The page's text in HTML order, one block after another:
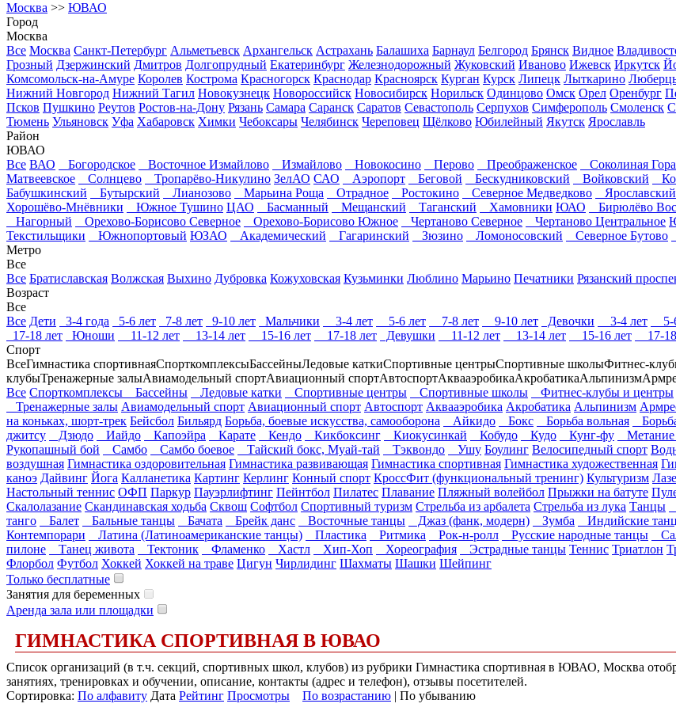
Москва >> ЮВАО
Город
Москва
Все Москва Санкт-Петербург Альметьевск Архангельск Астрахань Балашиха Барнаул Белгород Брянск Видное
Грозный Дзержинский Дмитров Долгопрудный Екатеринбург Железнодорожный Жуковский Иваново Ижевск Иркутск
Комсомольск-на-Амуре Королев Кострома Красногорск Краснодар Красноярск Курган Курск Липецк Лыткарино
Нижний Новгород Нижний Тагил Новокузнецк Новороссийск Новосибирск Норильск Одинцово Омск Орел Оренбург
Псков Пушкино Реутов Ростов-на-Дону Рязань Самара Саранск Саратов Севастополь Серпухов Симферополь Смоленск
Тюмень Ульяновск Уфа Хабаровск Химки Чебоксары Челябинск Череповец Щёлково Юбилейный Якутск Ярославль
Район
ЮВАО
Все ВАО Богородское Восточное Измайлово Измайлово Новокосино Перово Преображенское Соколиная Гора
Матвеевское
Солнцево Тропарёво-Никулино ЗелАО САО Аэропорт Беговой Бескудниковский Войковский
Бабушкинский
Бутырский Лианозово Марьина Роща Отрадное Ростокино Северное Медведково Ярославский
Хорошёво-Мнёвники
Южное Тушино ЦАО Басманный Мещанский Таганский Хамовники ЮАО Бирюлёво
Нагорный
Орехово-Борисово Северное Орехово-Борисово Южное Чертаново Северное Чертаново Центральное
Текстильщики
Южнопортовый ЮЗАО Академический Гагаринский Зюзино Ломоносовский Северное Бутово
Метро
Все
Все Братиславская Волжская Выхино Дубровка Кожуховская Кузьминки Люблино Марьино Печатники Рязанский
Возраст
Все
Все Дети 3-4 года 5-6 лет 7-8 лет 9-10 лет Мальчики 3-4 лет 5-6 лет 7-8 лет 9-10 лет Девочки 3-4 лет 5-
17-18 лет
Юноши 11-12 лет 13-14 лет 15-16 лет 17-18 лет Девушки 11-12 лет 13-14 лет 15-16 лет 17-18
Спорт
ВсеГимнастика спортивнаяСпорткомплексыБассейныЛедовые каткиСпортивные центрыСпортивные школыФитнес-
клубыТренажерные залыАвиамодельный спортАвиационный спортАвтоспортАквааэробикаАкробатикаАльпинизм
Все Спорткомплексы Бассейны Ледовые катки Спортивные центры Спортивные школы Фитнес-клубы и центры
Тренажерные залы Авиамодельный спорт Авиационный спорт Автоспорт Аквааэробика Акробатика Альпинизм
на коньках, шорт-трек Бейсбол Бильярд Борьба, боевые искусства, самооборона Айкидо Бокс Борьба вольная
джитсу
Дзюдо Иайдо Капоэйра Карате Кендо Кикбоксинг Киокусинкай Кобудо Кудо Кунг-фу Метание
Рукопашный бой
Самбо Самбо боевое Тайский бокс, Муай-тай Тэквондо Ушу Боулинг Велосипедный спорт
воздушная Гимнастика оздоровительная Гимнастика развивающая Гимнастика спортивная Гимнастика художественная
каноэ Дайвинг Йога Калланетика Картинг Керлинг Конный спорт КроссФит (функциональный тренинг) Культуризм
Настольный теннис ОФП Паркур Пауэрлифтинг Пейнтбол Пилатес Плавание Пляжный волейбол Прыжки на батуте
Скалолазание Скандинавская ходьба Сквош Софтбол Спортивный туризм Стрельба из арбалета Стрельба из лука Танцы
танго
Балет Бальные танцы Бачата Брейк данс Восточные танцы Джаз (фанк, модерн) Зумба Индийские
Контемпорари
Латина (Латиноамериканские танцы) Пластика Ритмика Рок-н-ролл Русские народные танцы
пилоне
Танец живота Тектоник Фламенко Хастл Хип-Хоп Хореография Эстрадные танцы Теннис Триатлон
Флорбол Футбол Хоккей Хоккей на траве Цигун Чирлидинг Шахматы Шашки Шейпинг
Только бесплатные
Занятия для беременных
Аренда зала или площадки
ГИМНАСТИКА СПОРТИВНАЯ В ЮВАО
Список организаций (в т.ч. секций, спортивных школ, клубов) из рубрики Гимнастика спортивная в ЮВАО, Москва
занятиях, тренировках и обучении, описание, контакты (адрес и телефон), отзывы посетителей.
Сортировка: По алфавиту Дата Рейтинг Просмотры По возрастанию | По убыванию